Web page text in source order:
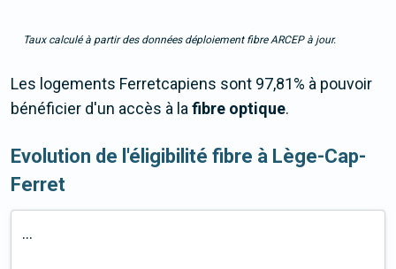
Taux calculé à partir des données déploiement fibre ARCEP à jour.
Les logements Ferretcapiens sont 97,81% à pouvoir
bénéficier d'un accès à lafibre optique.
Evolution de l'éligibilité fibre à Lège-Cap-
Ferret
...